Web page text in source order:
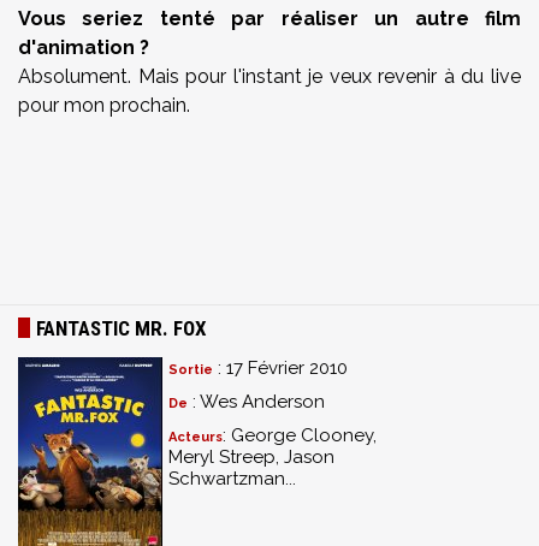
Vous seriez tenté par réaliser un autre film
d'animation ?
Absolument. Mais pour l'instant je veux revenir à du live
pour mon prochain.
FANTASTIC MR. FOX
Sortie : 17 Février 2010
De : Wes Anderson
Acteurs: George Clooney,
Meryl Streep, Jason
Schwartzman...